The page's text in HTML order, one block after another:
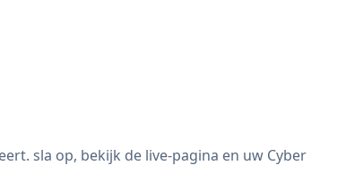
sla op, bekijk de live-pagina en uw Cyber